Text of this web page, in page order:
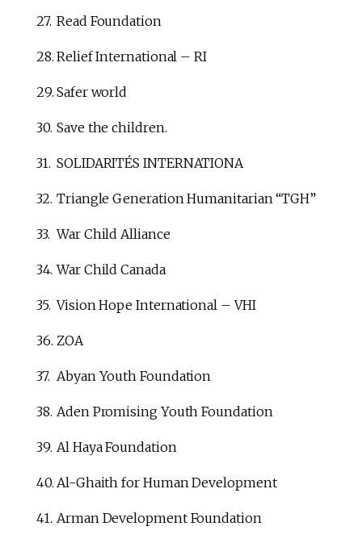
Read Foundation
Relief International – RI
Safer world
Save the children.
SOLIDARITÉS INTERNATIONA
Triangle Generation Humanitarian “TGH”
War Child Alliance
War Child Canada
Vision Hope International – VHI
ZOA
Abyan Youth Foundation
Aden Promising Youth Foundation
Al Haya Foundation
Al-Ghaith for Human Development
Arman Development Foundation